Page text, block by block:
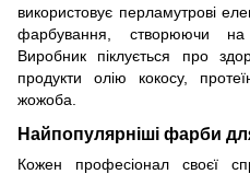
використовує перламутрові
фарбування, створюючи на
Виробник піклується про
продукти олію кокосу,
жожоба.
Найпопулярніші фарби
Кожен професіонал своєї